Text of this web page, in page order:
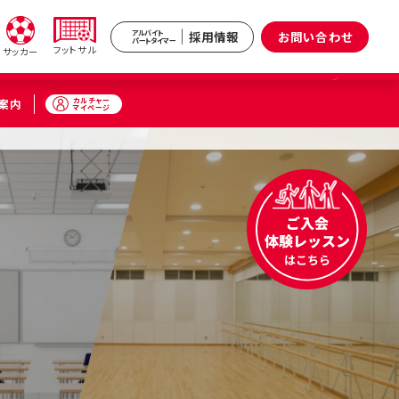
武蔵境
（武蔵野市）
杉
区）
サッカー フットサル
アルバイト
パートタイマー 採用情報 お問い合わせ
内 カルチャー
マイページ